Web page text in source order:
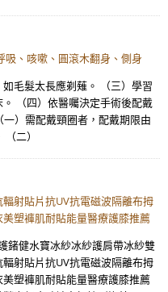
吸、咳嗽、圓滾木翻身、側身
毛髮太長應剃薙。 （三）學習
（四）依醫囑決定手術後配戴
）需配戴頸圈者，配戴期限由
二）
射貼片抗UV抗電磁波隔離布拇
塑褲肌耐貼能量醫療護膝推薦
鍺健水寶冰紗冰紗護肩帶冰紗雙
射貼片抗UV抗電磁波隔離布拇
塑褲肌耐貼能量醫療護膝推薦